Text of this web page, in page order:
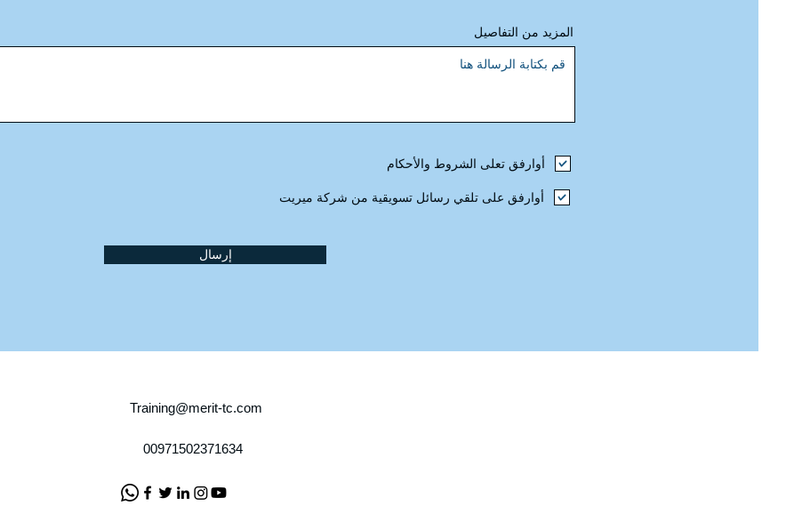
المزيد من التفاصيل
أوارفق تعلى الشروط والأحكام
أوارفق على تلقي رسائل تسويقية من شركة ميريت
إرسال
Training@merit-tc.com
00971502371634